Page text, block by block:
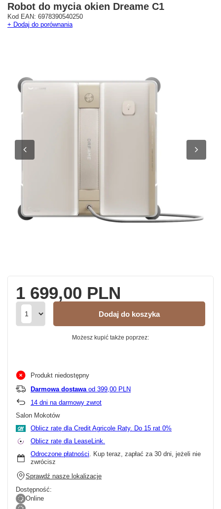
Robot do mycia okien Dreame C1
Kod EAN: 6978390540250
+ Dodaj do porównania
1 699,00 PLN
Dodaj do koszyka
Możesz kupić także poprzez:
Produkt niedostępny
Darmowa dostawa od 399,00 PLN
14 dni na darmowy zwrot
Salon Mokotów
Oblicz ratę dla Credit Agricole Raty.
Oblicz ratę dla LeaseLink.
Odroczone płatności. Kup teraz, zapłać za 30 dni, jeżeli nie
zwrócisz
Sprawdź nasze lokalizacje
Dostępność:
Online
+48 692 620 120
ul. Głębocka 15
03-287 Warszawa